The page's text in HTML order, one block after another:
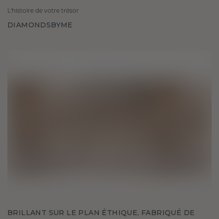
L'histoire de votre trésor
DIAMONDSBYME
BRILLANT SUR LE PLAN ÉTHIQUE, FABRIQUÉ DE